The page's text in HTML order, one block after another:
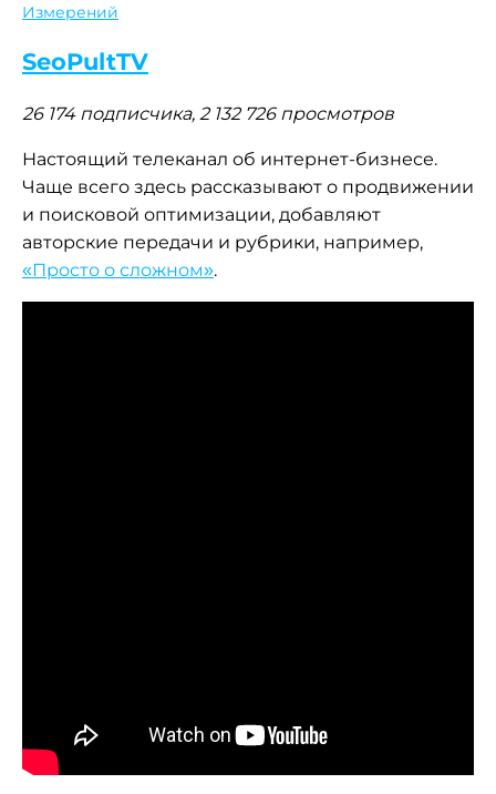
Измерений
SeoPultTV
26 174 подписчика, 2 132 726 просмотров
Настоящий телеканал об интернет-бизнесе.
Чаще всего здесь рассказывают о продвижении
и поисковой оптимизации, добавляют
авторские передачи и рубрики, например,
«Просто о сложном».